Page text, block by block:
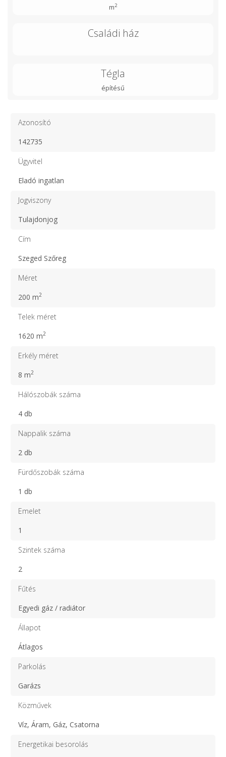
m2
Családi ház
Tégla
építésű
Azonosító
142735
Ügyvitel
Eladó ingatlan
Jogviszony
Tulajdonjog
Cím
Szeged Szőreg
Méret
200 m2
Telek méret
1620 m2
Erkély méret
8 m2
Hálószobák száma
4 db
Nappalik száma
2 db
Fürdőszobák száma
1 db
Emelet
1
Szintek száma
2
Fűtés
Egyedi gáz / radiátor
Állapot
Átlagos
Parkolás
Garázs
Közművek
Víz, Áram, Gáz, Csatorna
Energetikai besorolás